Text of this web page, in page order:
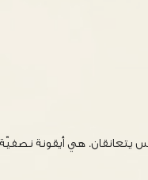
يتعانقان. هي أيقونة